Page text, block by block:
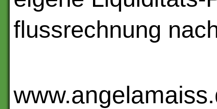
flussrechnung